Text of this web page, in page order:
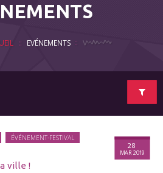
EVÉNEMENTS
ÉVÉNEMENT-FESTIVAL
ville !
28
MAR 2019